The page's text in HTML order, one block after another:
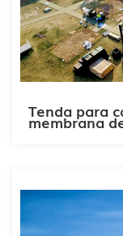
Tenda para
membrana